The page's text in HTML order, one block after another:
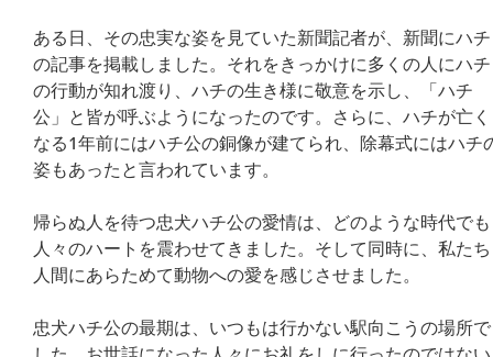
ある日、その忠実な姿を見ていた新聞記者が、新聞にハチ
の記事を掲載しました。それをきっかけに多くの人にハチ
の行動が知れ渡り、ハチの生き様に敬意を示し、「ハチ
公」と皆が呼ぶようになったのです。さらに、ハチが亡く
なる1年前にはハチ公の銅像が建てられ、除幕式にはハチ
姿もあったと言われています。
帰らぬ人を待つ忠犬ハチ公の愛情は、どのような時代でも
人々のハートを震わせてきました。そして同時に、私たち
人間にあらためて動物への愛を感じさせました。
忠犬ハチ公の最期は、いつもは行かない駅向こうの場所で